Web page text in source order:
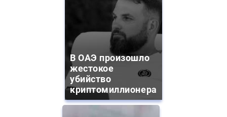
В ОАЭ произошло
жестокое
убийство
криптомиллионера